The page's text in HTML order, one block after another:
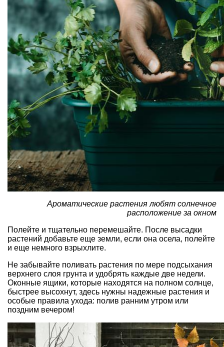
Ароматические растения любят солнечное
расположение за окном
Полейте и тщательно перемешайте. После высадки
растений добавьте еще земли, если она осела, полейте
и еще немного взрыхлите.
Не забывайте поливать растения по мере подсыхания
верхнего слоя грунта и удобрять каждые две недели.
Оконные ящики, которые находятся на полном солнце,
быстрее высохнут, здесь нужны надежные растения и
особые правила ухода: полив ранним утром или
поздним вечером!